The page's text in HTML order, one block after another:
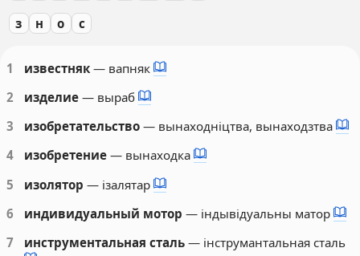
з н о с
1 известняк — вапняк
2
изделие — выраб
3
изобретательство — вынаходніцтва, вынаходзтва
4
изобретение — вынаходка
5
изолятор — ізалятар
6
индивидуальный мотор — індывідуальны матор
7
инструментальная сталь — інструмантальная сталь